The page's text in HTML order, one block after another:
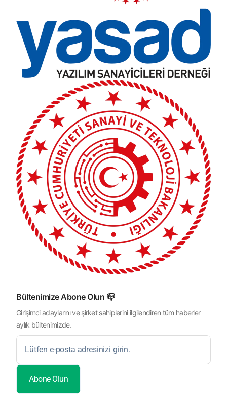
Bültenimize Abone Olun 📪
Girişimci adaylarını ve şirket sahiplerini ilgilendiren tüm haberler
aylık bültenimizde.